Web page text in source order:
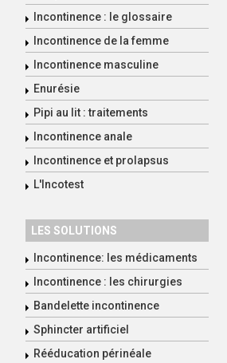
Incontinence : le glossaire
Incontinence de la femme
Incontinence masculine
Enurésie
Pipi au lit : traitements
Incontinence anale
Incontinence et prolapsus
L'Incotest
LES SOLUTIONS
Incontinence: les médicaments
Incontinence : les chirurgies
Bandelette incontinence
Sphincter artificiel
Rééducation périnéale